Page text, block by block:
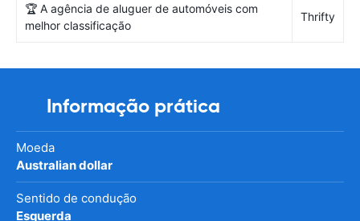
🏆 A agência de aluguer de automóveis com
melhor classificação
Thrifty
Informação prática
Moeda
Australian dollar
Sentido de condução
Esquerda